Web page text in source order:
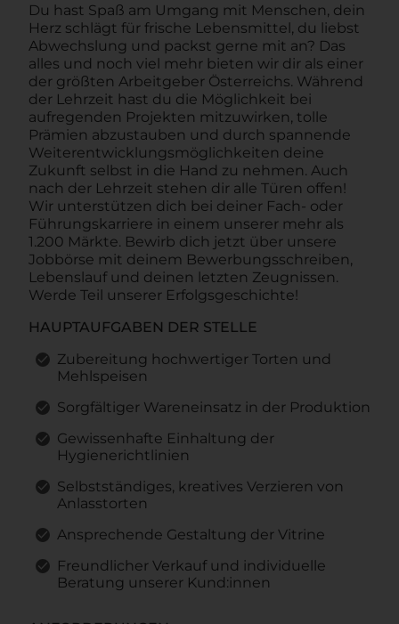
Du hast Spaß am Umgang mit Menschen, dein
Herz schlägt für frische Lebensmittel, du liebst
Abwechslung und packst gerne mit an? Das
alles und noch viel mehr bieten wir dir als einer
der größten Arbeitgeber Österreichs. Während
der Lehrzeit hast du die Möglichkeit bei
aufregenden Projekten mitzuwirken, tolle
Prämien abzustauben und durch spannende
Weiterentwicklungsmöglichkeiten deine
Zukunft selbst in die Hand zu nehmen. Auch
nach der Lehrzeit stehen dir alle Türen offen!
Wir unterstützen dich bei deiner Fach- oder
Führungskarriere in einem unserer mehr als
1.200 Märkte. Bewirb dich jetzt über unsere
Jobbörse mit deinem Bewerbungsschreiben,
Lebenslauf und deinen letzten Zeugnissen.
Werde Teil unserer Erfolgsgeschichte!
HAUPTAUFGABEN DER STELLE
Zubereitung hochwertiger Torten und
Mehlspeisen
Sorgfältiger Wareneinsatz in der Produktion
Gewissenhafte Einhaltung der
Hygienerichtlinien
Selbstständiges, kreatives Verzieren von
Anlasstorten
Ansprechende Gestaltung der Vitrine
Freundlicher Verkauf und individuelle
Beratung unserer Kund:innen